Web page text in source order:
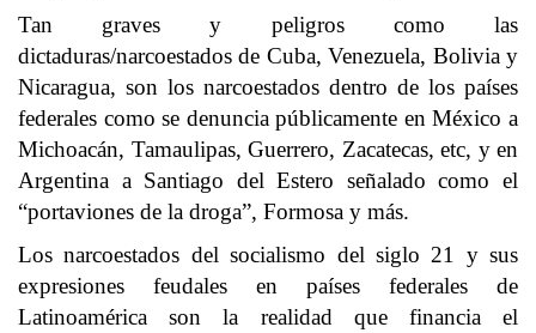
Tan graves y peligros como las
dictaduras/narcoestados de Cuba, Venezuela, Bolivia y
Nicaragua, son los narcoestados dentro de los países
federales como se denuncia públicamente en México a
Michoacán, Tamaulipas, Guerrero, Zacatecas, etc, y en
Argentina a Santiago del Estero señalado como el
“portaviones de la droga”, Formosa y más.
Los narcoestados del socialismo del siglo 21 y sus
expresiones feudales en países federales de
Latinoamérica son la realidad que financia el